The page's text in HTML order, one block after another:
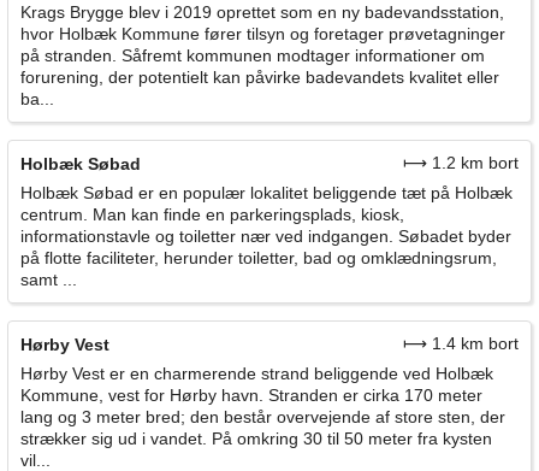
Krags Brygge blev i 2019 oprettet som en ny badevandsstation,
hvor Holbæk Kommune fører tilsyn og foretager prøvetagninger
på stranden. Såfremt kommunen modtager informationer om
forurening, der potentielt kan påvirke badevandets kvalitet eller
ba...
Holbæk Søbad
⟼ 1.2 km bort
Holbæk Søbad er en populær lokalitet beliggende tæt på Holbæk
centrum. Man kan finde en parkeringsplads, kiosk,
informationstavle og toiletter nær ved indgangen. Søbadet byder
på flotte faciliteter, herunder toiletter, bad og omklædningsrum,
samt ...
Hørby Vest
⟼ 1.4 km bort
Hørby Vest er en charmerende strand beliggende ved Holbæk
Kommune, vest for Hørby havn. Stranden er cirka 170 meter
lang og 3 meter bred; den består overvejende af store sten, der
strækker sig ud i vandet. På omkring 30 til 50 meter fra kysten
vil...